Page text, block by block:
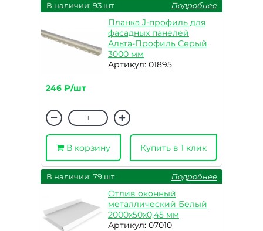
В наличии: 93 шт Подробнее
Планка J-профиль для
фасадных панелей
Альта-Профиль Серый
3000 мм
Артикул: 01895
246 ₽/шт
В корзину Купить в 1 клик
В наличии: 79 шт Подробнее
Отлив оконный
металлический Белый
2000х50х0,45 мм
Артикул: 07010